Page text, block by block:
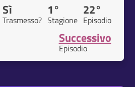
Sì
Trasmesso?
1°
Stagione
22°
Episodio
Successivo
Episodio